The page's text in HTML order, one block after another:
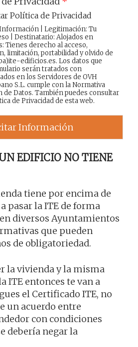
Política de Privacidad
| Legitimación: Tu
| Destinatario: Alojados en
Tienes derecho al acceso,
limitación, portabilidad y olvido de
edificios.es. Los datos que
serán tratados con
en los Servidores de OVH
S.L. cumple con la Normativa
de Datos. También puedes consultar
de Privacidadde esta web.
Información
EDIFICIO NO TIENE
tiene por encima de
pasar la ITE de forma
diversos Ayuntamientos
que pueden
de obligatoriedad.
la vivienda y la misma
ITE entonces te van a
el Certificado ITE, no
un acuerdo entre
con condiciones
debería negar la